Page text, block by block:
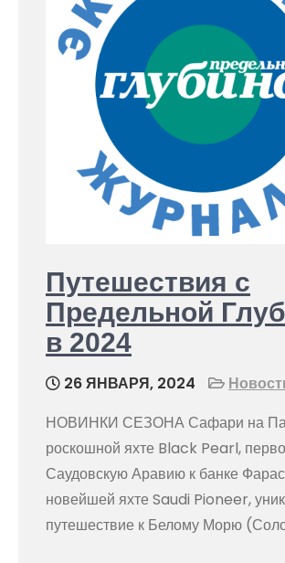
Путешествия с
Предельной
в 2024
26 ЯНВАРЯ, 2024
НОВИНКИ СЕЗОНА Сафари на
роскошной яхте Black Pearl,
Саудовскую Аравию к банке
новейшей яхте Saudi Pioneer,
путешествие к Белому Морю